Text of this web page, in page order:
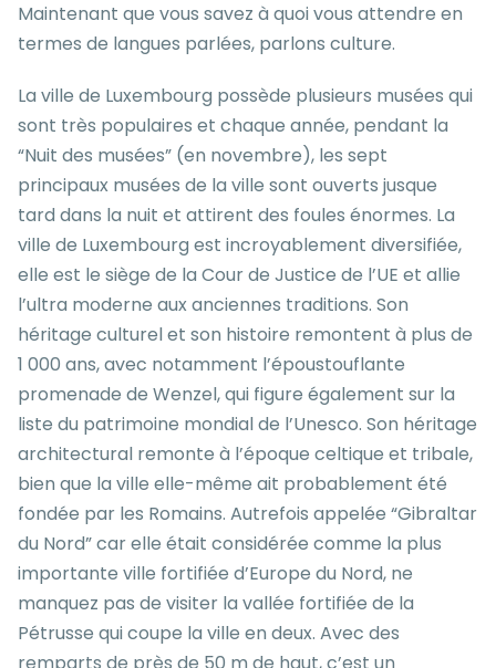
Maintenant que vous savez à quoi vous attendre en
termes de langues parlées, parlons culture.
La ville de Luxembourg possède plusieurs musées qui
sont très populaires et chaque année, pendant la
“Nuit des musées” (en novembre), les sept
principaux musées de la ville sont ouverts jusque
tard dans la nuit et attirent des foules énormes. La
ville de Luxembourg est incroyablement diversifiée,
elle est le siège de la Cour de Justice de l’UE et allie
l’ultra moderne aux anciennes traditions. Son
héritage culturel et son histoire remontent à plus de
1 000 ans, avec notamment l’époustouflante
promenade de Wenzel, qui figure également sur la
liste du patrimoine mondial de l’Unesco. Son héritage
architectural remonte à l’époque celtique et tribale,
bien que la ville elle-même ait probablement été
fondée par les Romains. Autrefois appelée “Gibraltar
du Nord” car elle était considérée comme la plus
importante ville fortifiée d’Europe du Nord, ne
manquez pas de visiter la vallée fortifiée de la
Pétrusse qui coupe la ville en deux. Avec des